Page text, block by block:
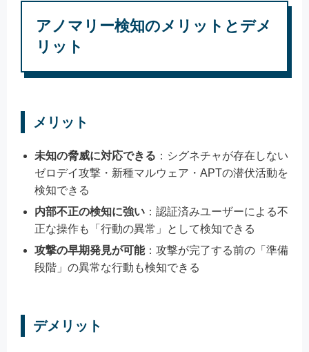
アノマリー検知のメリットとデメ
リット
メリット
未知の脅威に対応できる ：シグネチャが存在しない
ゼロデイ攻撃・新種マルウェア・APTの潜伏活動を
検知できる
内部不正の検知に強い ：認証済みユーザーによる不
正な操作も「行動の異常」として検知できる
攻撃の早期発見が可能：攻撃が完了する前の「準備
段階」の異常な行動も検知できる
デメリット